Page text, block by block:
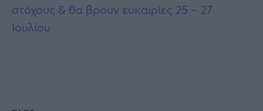
στόχους & θα βρουν ευκαιρίες 25 – 27
Ιουλίου